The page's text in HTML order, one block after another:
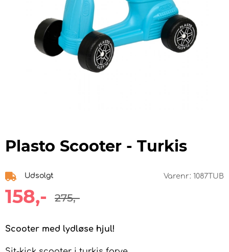
Plasto Scooter - Turkis
Udsolgt Varenr: 1087TUB
275,-
158,-
Scooter med lydløse hjul!